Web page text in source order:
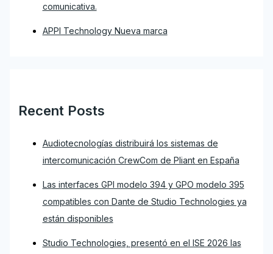
comunicativa.
APPI Technology Nueva marca
Recent Posts
Audiotecnologías distribuirá los sistemas de
intercomunicación CrewCom de Pliant en España
Las interfaces GPI modelo 394 y GPO modelo 395
compatibles con Dante de Studio Technologies ya
están disponibles
Studio Technologies, presentó en el ISE 2026 las